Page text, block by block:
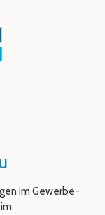
im Gewerbe-